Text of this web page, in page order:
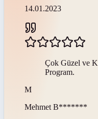
14.01.2023
Çok Güzel ve
Program.
M
Mehmet B*******